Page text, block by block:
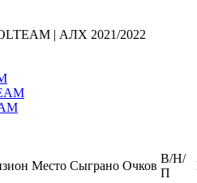
| АЛХ 2021/2022
Место Сыграно Очков
В/Н/
П